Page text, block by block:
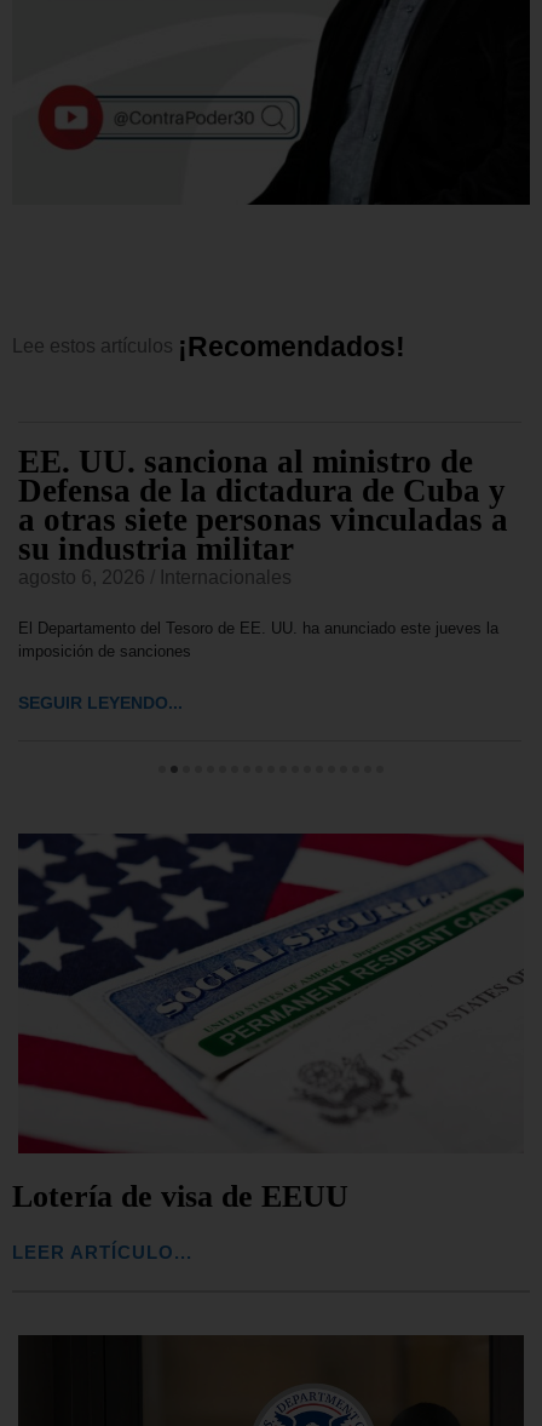
Lee estos artículos ¡Recomend ad os!
EE. UU. sanciona al ministro de
Defensa de la dictadura de Cuba y
a otras siete personas vinculadas a
su industria militar
agosto 6, 2026 Internacionales
El Departamento del Tesoro de EE. UU. ha anunciado este jueves la
imposición de sanciones
SEGUIR LEYENDO...
Lotería de visa de EEUU
LEER ARTÍCULO...